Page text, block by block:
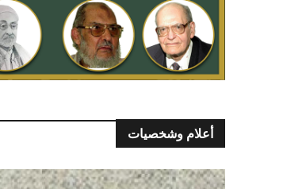
أعلام وشخصيات